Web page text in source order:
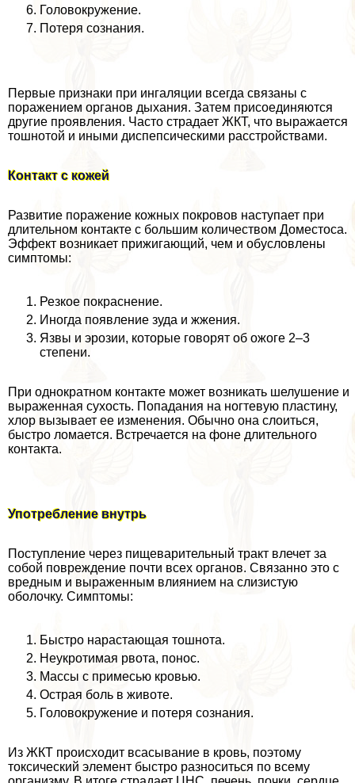
Головокружение.
Потеря сознания.
Первые признаки при ингаляции всегда связаны с
поражением органов дыхания. Затем присоединяются
другие проявления. Часто страдает ЖКТ, что выражается
тошнотой и иными диспепсическими расстройствами.
Контакт с кожей
Развитие поражение кожных покровов наступает при
длительном контакте с большим количеством Доместоса.
Эффект возникает прижигающий, чем и обусловлены
симптомы:
Резкое покраснение.
Иногда появление зуда и жжения.
Язвы и эрозии, которые говорят об ожоге 2–3
степени.
При однократном контакте может возникать шелушение и
выраженная сухость. Попадания на ногтевую пластину,
хлор вызывает ее изменения. Обычно она слоиться,
быстро ломается. Встречается на фоне длительного
контакта.
Употрeбление внутрь
Поступление через пищеварительный тpaкт влечет за
собой повреждение почти всех органов. Связанно это с
вредным и выраженным влиянием на слизистую
оболочку. Симптомы:
Быстро нарастающая тошнота.
Неукротимая рвота, понос.
Массы с примесью кровью.
Острая боль в животе.
Головокружение и потеря сознания.
Из ЖКТ происходит всасывание в кровь, поэтому
токсический элемент быстро разноситься по всему